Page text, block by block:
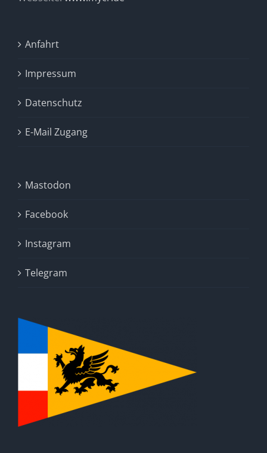
Anfahrt
Impressum
Datenschutz
E-Mail Zugang
Mastodon
Facebook
Instagram
Telegram